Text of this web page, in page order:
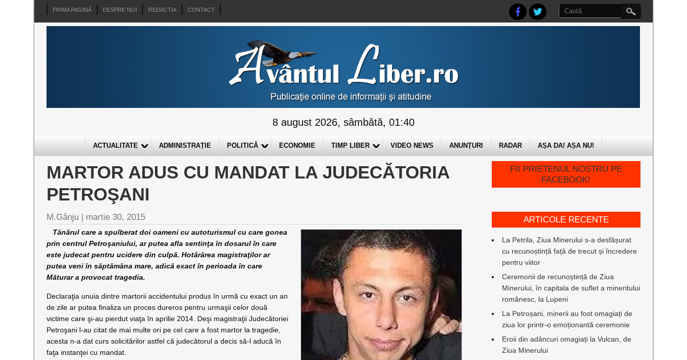
PRIMA PAGINĂ DESPRE NOI REDACTIA CONTACT
8 august 2026, sâmbătă, 01:40
ACTUALITATE ADMINISTRAȚIE POLITICĂ ECONOMIE TIMP LIBER VIDEO NEWS ANUNȚURI RADAR AȘA DA! AȘA NU!
MARTOR ADUS CU MANDAT LA JUDECĂTORIA
PETROŞANI
M.Gânju | martie 30, 2015
Tânărul care a spulberat doi oameni cu autoturismul cu care gonea
prin centrul Petroşaniului, ar putea afla sentinţa în dosarul în care
este judecat pentru ucidere din culpă. Hotărârea magistraţilor ar
putea veni în săptămâna mare, adică exact în perioada în care
Măturar a provocat tragedia.
Declaraţia unuia dintre martorii accidentului produs în urmă cu exact un an
de zile ar putea finaliza un proces dureros pentru urmaşii celor două
victime care şi-au pierdut viaţa în aprilie 2014. Deşi magistraţii Judecătoriei
Petroşani l-au citat de mai multe ori pe cel care a fost martor la tragedie,
acesta n-a dat curs solicitărilor astfel că judecătorul a decis să-l aducă în
faţa instanţei cu mandat.
FII PRIETENUL NOSTRU PE
FACEBOOK!
ARTICOLE RECENTE
La Petrila, Ziua Minerului s-a desfășurat
cu recunoștință față de trecut și încredere
pentru viitor
Ceremonii de recunoștință de Ziua
Minerului, în capitala de suflet a mineritului
românesc, la Lupeni
La Petroșani, minerii au fost omagiați de
ziua lor printr-o emoționantă ceremonie
Eroii din adâncuri omagiați la Vulcan, de
Ziua Minerului